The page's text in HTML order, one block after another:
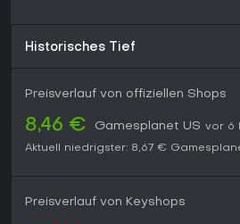
Historisches Tief
Preisverlauf von offiziellen Shops
8,46 € Gamesplanet US vor 6
Aktuell niedrigster: 8,67 €
Preisverlauf von Keyshops